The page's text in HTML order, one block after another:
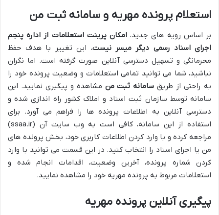
استعلام پرونده مهریه و سامانه ثبت من
بر اساس رویه های جدید، امکان پرینت استعلامات از اداره پنجم
اجرای اسناد رسمی دیگر میسر نیست. این تغییر با هدف حفظ
محرمانگی و تسهیل دسترسی آنلاین صورت گرفته است. اما نگران
نباشید، شما می توانید تمامی استعلامات و وضعیت پرونده خود را
به راحتی از طریق سامانه ثبت من مشاهده و پیگیری نمایید. این
سامانه توسط سازمان ثبت اسناد و املاک کشور راه اندازی شده و
دسترسی آنلاین به اطلاعات پرونده ها را فراهم می آورد. برای
استفاده از این سامانه، کافی است به وب سایت آن (ssaa.ir)
مراجعه کرده و با وارد کردن اطلاعات کاربری خود، بخش پرونده های
من یا اجرای اسناد را انتخاب کنید. در این قسمت می توانید با وارد
کردن شماره پرونده، آخرین وضعیت، اقدامات انجام شده و
استعلامات مربوط به پرونده مهریه خود را مشاهده نمایید.
پیگیری آنلاین پرونده مهریه